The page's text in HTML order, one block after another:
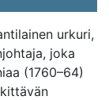
urkuri,
joka
(1760–64)